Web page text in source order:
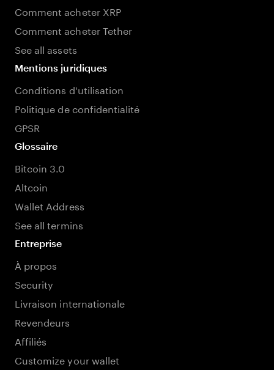
Comment acheter XRP
Comment acheter Tether
See all assets
Mentions juridiques
Conditions d'utilisation
Politique de confidentialité
GPSR
Glossaire
Bitcoin 3.0
Altcoin
Wallet Address
See all termins
Entreprise
À propos
Security
Livraison internationale
Revendeurs
Affiliés
Customize your wallet